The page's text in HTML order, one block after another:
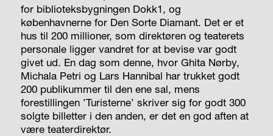
for biblioteksbygningen Dokk1, og
københavnerne for Den Sorte Diamant. Det er et
hus til 200 millioner, som direktøren og teaterets
personale ligger vandret for at bevise var godt
givet ud. En dag som denne, hvor Ghita Nørby,
Michala Petri og Lars Hannibal har trukket godt
200 publikummer til den ene sal, mens
forestillingen ’Turisterne’ skriver sig for godt 300
solgte billetter i den anden, er det en god aften at
være teaterdirektør.